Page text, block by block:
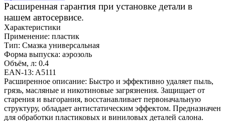
Расширенная гарантия при установке детали в
нашем автосервисе.
Характеристики
Применение: пластик
Тип: Смазка универсальная
Форма выпуска: аэрозоль
Объём, л: 0.4
EAN-13: A5111
Расширенное описание: Быстро и эффективно удаляет пыль,
грязь, масляные и никотиновые загрязнения. Защищает от
старения и выгорания, восстанавливает первоначальную
структуру, обладает антистатическим эффектом. Предназначен
для обработки пластиковых и виниловых деталей салона.